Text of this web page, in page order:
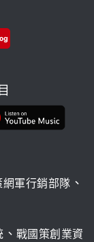
網軍行銷部隊 、
、 戰國策創業資